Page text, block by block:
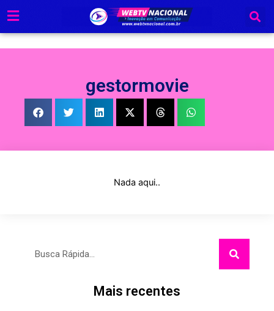
para
o
conteúdo
gestormovie
Nada aqui..
Mais recentes